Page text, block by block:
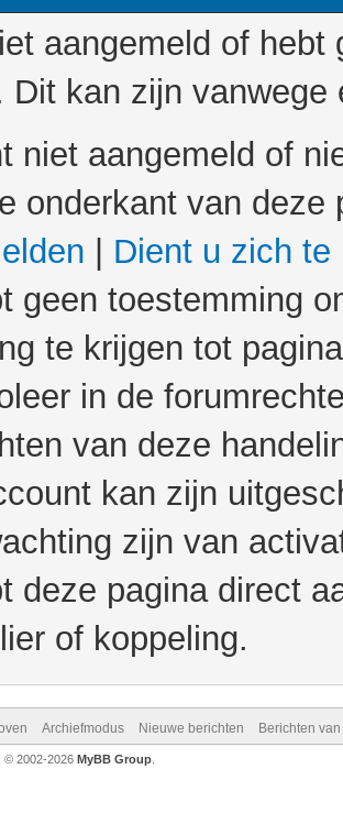
aangemeld of
Dit kan zijn
niet aangemeld of
onderkant van
Dient u zich te
geen toestemming
te krijgen tot
in de
van deze
kan zijn
zijn van
deze pagina direct
of koppeling.
Archiefmodus Nieuwe berichten Berichten
, © 2002-2026 MyBB Group